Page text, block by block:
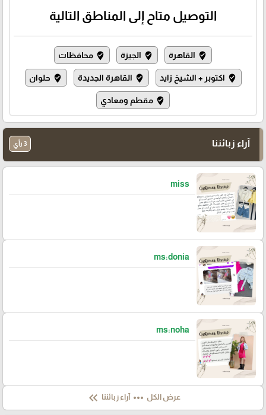
التوصيل متاح إلى المناطق التالية
where_to_vote القاهرة where_to_vote الجيزة where_to_vote محافظات
where_to_vote اكتوبر + الشيخ زايد where_to_vote القاهرة الجديدة where_to_vote حلوان
where_to_vote مقطم ومعادي
آراء زبائننا 3 رأي
miss
ms:donia
ms:noha
عرض الكل more_horiz آراء زبائننا keyboard_double_arrow_left